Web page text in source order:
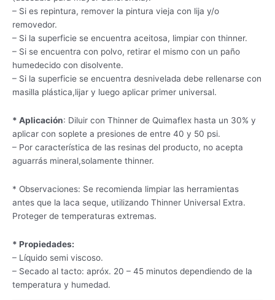
– Si es repintura, remover la pintura vieja con lija y/o
removedor.
– Si la superficie se encuentra aceitosa, limpiar con thinner.
– Si se encuentra con polvo, retirar el mismo con un paño
humedecido con disolvente.
– Si la superficie se encuentra desnivelada debe rellenarse con
masilla plástica,lijar y luego aplicar primer universal.
* Aplicación: Diluir con Thinner de Quimaflex hasta un 30% y
aplicar con soplete a presiones de entre 40 y 50 psi.
– Por característica de las resinas del producto, no acepta
aguarrás mineral,solamente thinner.
* Observaciones: Se recomienda limpiar las herramientas
antes que la laca seque, utilizando Thinner Universal Extra.
Proteger de temperaturas extremas.
* Propiedades:
– Líquido semi viscoso.
– Secado al tacto: apróx. 20 – 45 minutos dependiendo de la
temperatura y humedad.